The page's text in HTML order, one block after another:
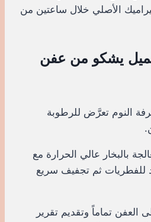
الأصلي خلال ساعتين من
حالة 2: عميل يشكو من عفن
النوم تعرَّض للرطوبة
بالبخار عالي الحرارة مع
للفطريات ثم تجفيف سريع
العفن تماماً وتقديم تقرير